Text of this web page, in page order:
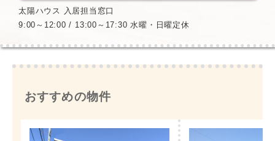
太陽ハウス 入居担当窓口
9:00～12:00 / 13:00～17:30 水曜・日曜定休
おすすめの物件